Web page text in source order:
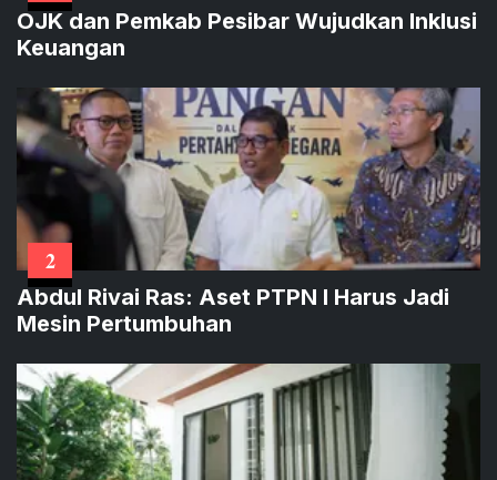
OJK dan Pemkab Pesibar Wujudkan Inklusi
Keuangan
2
Abdul Rivai Ras: Aset PTPN I Harus Jadi
Mesin Pertumbuhan